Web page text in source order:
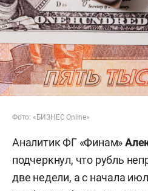
Фото: «БИЗНЕС Online»
Аналитик ФГ «Финам»
подчеркнул, что рубль
две недели, а с начала